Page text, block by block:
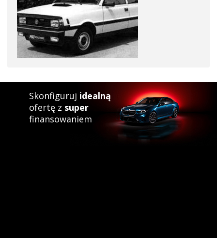
Skonfiguruj idealną
ofertę z super
finansowaniem